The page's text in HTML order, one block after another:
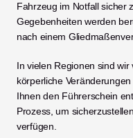
Fahrzeug im Notfall sicher
Gegebenheiten werden
nach einem
In vielen Regionen sind
körperliche
Ihnen den Führerschein
Prozess, um
verfügen.